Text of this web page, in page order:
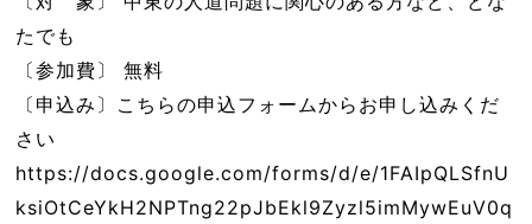
たでも
〔参加費〕 無料
〔申込み〕こちらの申込フォームからお申し込みくだ
さい
https://docs.google.com/forms/d/e/1FAIpQLSfnU
ksiOtCeYkH2NPTng22pJbEkl9Zyzl5imMywEuV0q